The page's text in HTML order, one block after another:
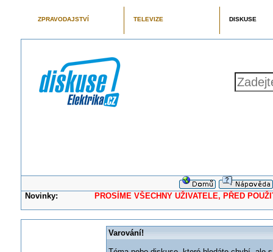
ZPRAVODAJSTVÍ TELEVIZE DISKUSE
Novinky: PROSÍME VŠECHNY UŽIVATELE, PŘED
Varování!